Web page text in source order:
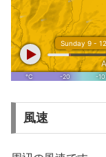
風速